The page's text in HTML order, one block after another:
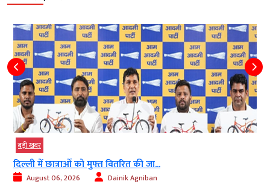
बड़ी खबर
दिल्ली में छात्राओं को मुफ्त वितरित की जा...
August 06, 2026 Dainik Agniban